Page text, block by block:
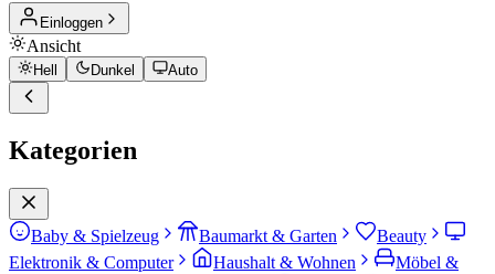
Einloggen
Ansicht
Hell Dunkel Auto
Kategorien
Baby & Spielzeug Baumarkt & Garten
Beauty
Elektronik & Computer
Haushalt & Wohnen
Möbel &